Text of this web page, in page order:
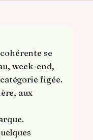
se
week-end,
figée.
aux